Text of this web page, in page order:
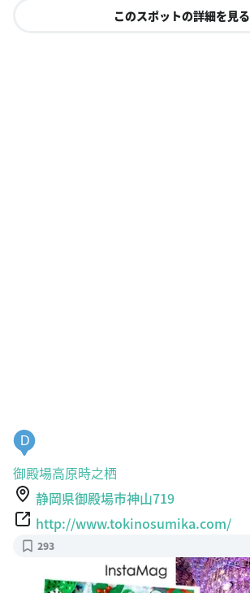
このスポットの詳細を見る
D
御殿場高原時之栖
静岡県御殿場市神山719
http://www.tokinosumika.com/
293